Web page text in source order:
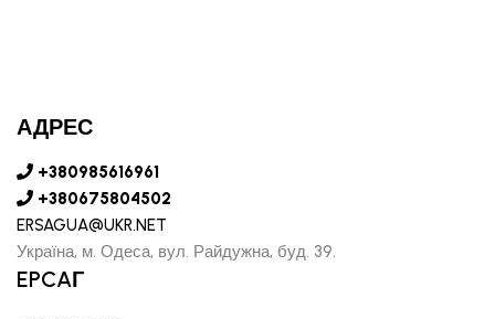
АДРЕС
+380985616961
+380675804502
ERSAGUA@UKR.NET
Україна, м. Одеса, вул. Райдужна, буд. 39.
EPCAГ